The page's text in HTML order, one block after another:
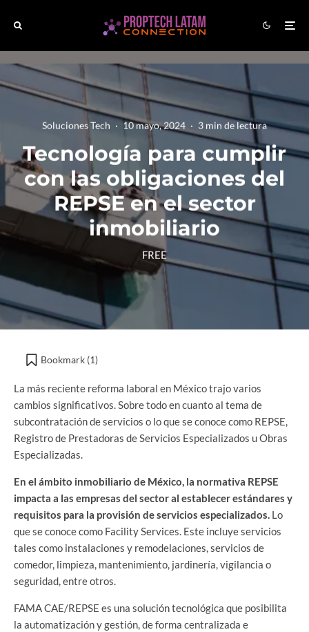
Soluciones Tech · 10 mayo, 2024 · 3 min de lectura
Tecnología para cumplir
con las obligaciones del
REPSE en el sector
inmobiliario
FREE
Bookmark (1)
La más reciente reforma laboral en México trajo varios
cambios significativos. Sobre todo en cuanto al tema de
subcontratación de servicios o lo que se conoce como REPSE,
Registro de Prestadoras de Servicios Especializados u Obras
Especializadas.
En el ámbito inmobiliario de México, la normativa REPSE
impacta a las empresas del sector al establecer estándares y
requisitos para la provisión de servicios especializados. Lo
que se conoce como Facility Services. Este incluye servicios
tales como instalaciones y remodelaciones, servicios de
comedor, limpieza, mantenimiento, jardinería, vigilancia o
seguridad, entre otros.
FAMA CAE/REPSE es una solución tecnológica que posibilita
la automatización y gestión, de forma centralizada e